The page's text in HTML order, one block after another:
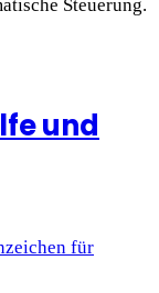
Steuerung.
und